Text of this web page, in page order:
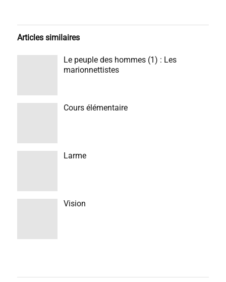
Articles similaires
Le peuple des hommes (1) : Les
marionnettistes
Cours élémentaire
Larme
Vision